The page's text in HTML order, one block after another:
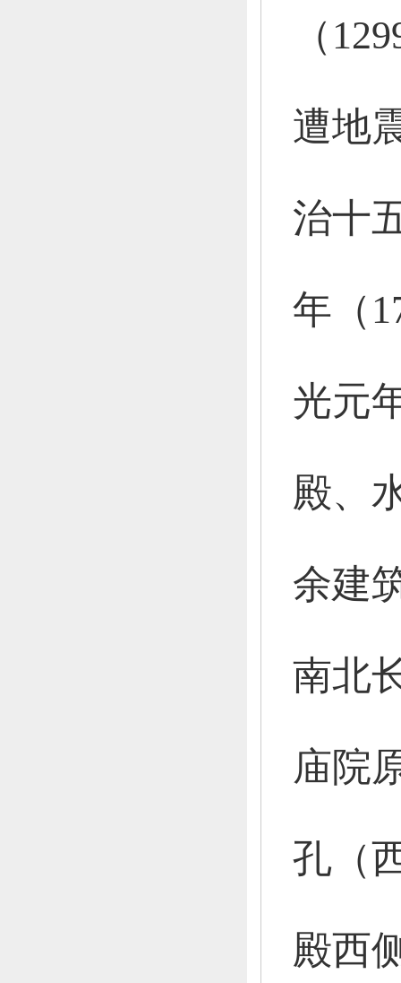
（
遭地
治十
年（
光元
殿、
余建
南北
庙院
孔（
殿西